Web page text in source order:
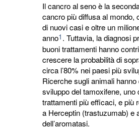
Il cancro al seno è la
cancro più diffusa al mondo,
di nuovi casi e oltre un
anno1 . Tuttavia, la diagnosi
buoni trattamenti hanno
crescere la probabilità di
circa l’80% nei paesi più
Ricerche sugli animali hanno
sviluppo del tamoxifene, uno
trattamenti più efficaci, e più
a Herceptin (trastuzumab) e
dell’aromatasi.